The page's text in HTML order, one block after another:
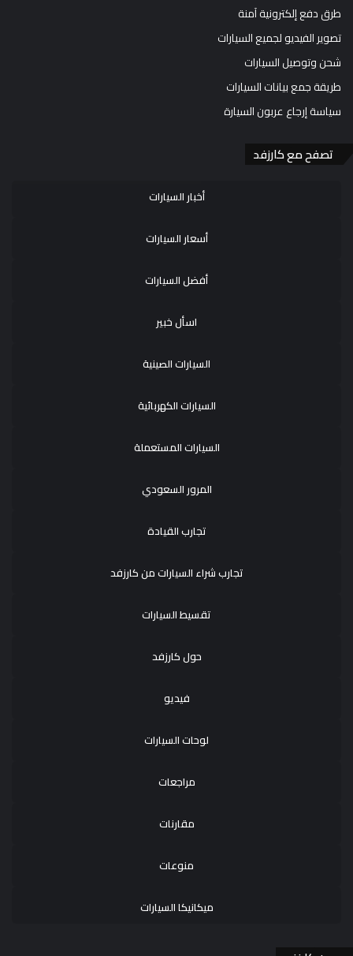
طرق دفع إلكترونية آمنة
تصوير الفيديو لجميع السيارات
شحن وتوصيل السيارات
طريقة جمع بيانات السيارات
سياسة إرجاع عربون السيارة
تصفح مع كارزفد
أخبار السيارات
أسعار السيارات
أفضل السيارات
اسأل خبير
السيارات الصينية
السيارات الكهربائية
السيارات المستعملة
المرور السعودي
تجارب القيادة
تجارب شراء السيارات من كارزفد
تقسيط السيارات
حول كارزفد
فيديو
لوحات السيارات
مراجعات
مقارنات
منوعات
ميكانيكا السيارات